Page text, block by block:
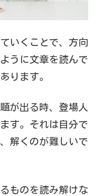
いくことで、方向
うに文章を読んで
ります。
が出る時、登場人
す。それは自分で
解くのが難しいで
ものを読み解けな